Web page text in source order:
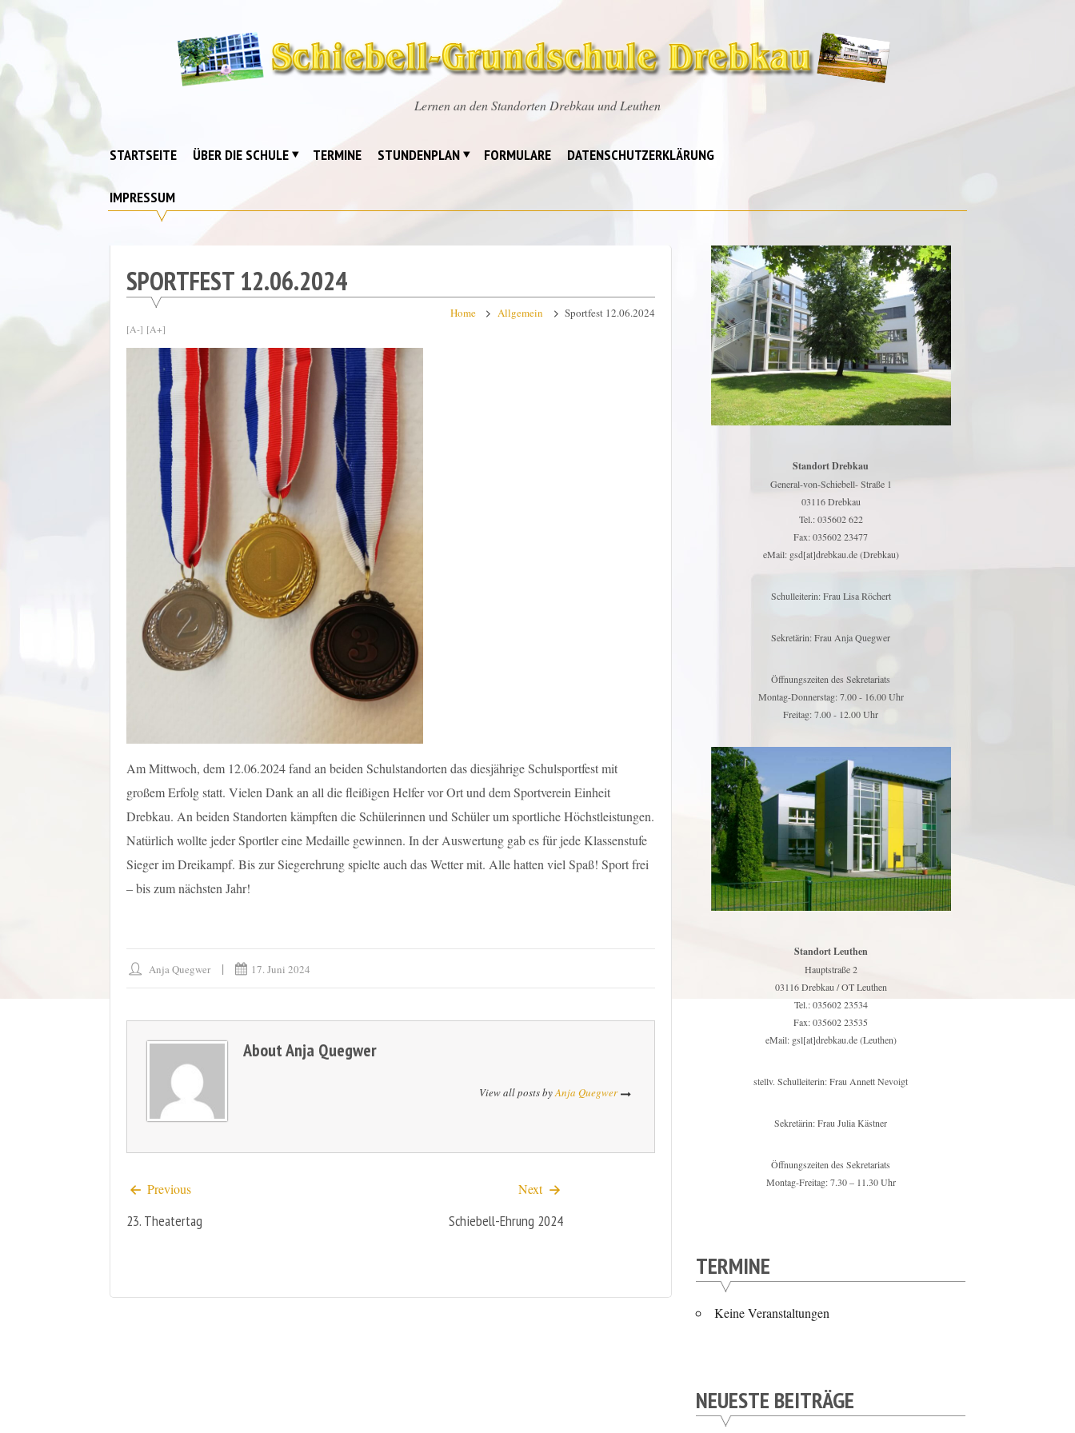
Drebkau
Lernen an den Standorten Drebkau und Leuthen
STARTSEITE ÜBER DIE SCHULE TERMINE STUNDENPLAN FORMULARE DATENSCHUTZERKLÄRUNG
IMPRESSUM
SPORTFEST 12.06.2024
Home Allgemein Sportfest 12.06.2024
[A-] [A+]
Am Mittwoch, dem 12.06.2024 fand an beiden Schulstandorten das diesjährige Schulsportfest mit
großem Erfolg statt. Vielen Dank an all die fleißigen Helfer vor Ort und dem Sportverein Einheit
Drebkau. An beiden Standorten kämpften die Schülerinnen und Schüler um sportliche Höchstleistungen.
Natürlich wollte jeder Sportler eine Medaille gewinnen. In der Auswertung gab es für jede Klassenstufe
Sieger im Dreikampf. Bis zur Siegerehrung spielte auch das Wetter mit. Alle hatten viel Spaß! Sport frei
– bis zum nächsten Jahr!
Anja Quegwer 17. Juni 2024
AboutAnja Quegwer
View all posts byAnja Quegwer
Previous
23. Theatertag
Next
Schiebell-Ehrung 2024
Standort Drebkau
General-von-Schiebell- Straße 1
03116 Drebkau
Tel.: 035602 622
Fax: 035602 23477
eMail: gsd[at]drebkau.de (Drebkau)
Schulleiterin: Frau Lisa Röchert
Sekretärin: Frau Anja Quegwer
Öffnungszeiten des Sekretariats
Montag-Donnerstag: 7.00 - 16.00 Uhr
Freitag: 7.00 - 12.00 Uhr
Standort Leuthen
Hauptstraße 2
03116 Drebkau / OT Leuthen
Tel.: 035602 23534
Fax: 035602 23535
eMail: gsl[at]drebkau.de (Leuthen)
stellv. Schulleiterin: Frau Annett Nevoigt
Sekretärin: Frau Julia Kästner
Öffnungszeiten des Sekretariats
Montag-Freitag: 7.30 – 11.30 Uhr
TERMINE
Keine Veranstaltungen
NEUESTE BEITRÄGE